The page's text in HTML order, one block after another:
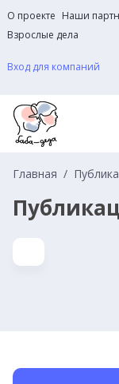
О проекте Наши
Взрослые дела
Вход для компаний
Главная